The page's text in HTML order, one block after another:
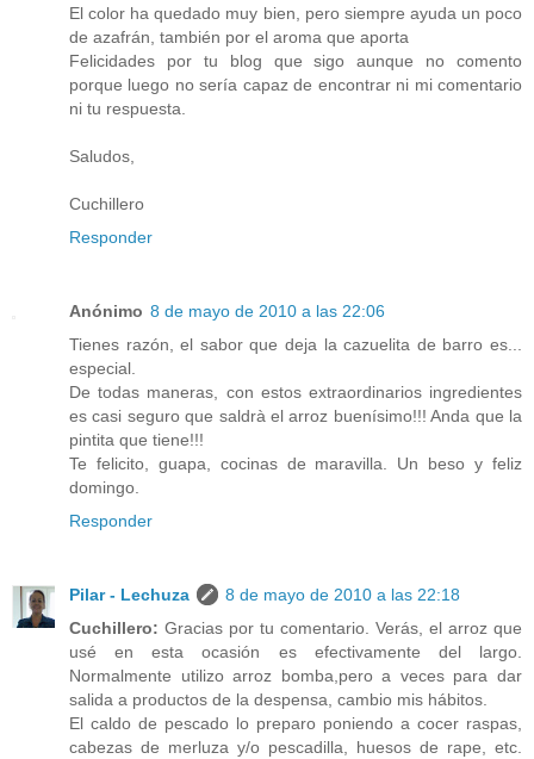
El color ha quedado muy bien, pero siempre ayuda un poco
de azafrán, también por el aroma que aporta
Felicidades por tu blog que sigo aunque no comento
porque luego no sería capaz de encontrar ni mi comentario
ni tu respuesta.
Saludos,
Cuchillero
Responder
Anónimo 8 de mayo de 2010 a las 22:06
Tienes razón, el sabor que deja la cazuelita de barro es...
especial.
De todas maneras, con estos extraordinarios ingredientes
es casi seguro que saldrà el arroz buenísimo!!! Anda que la
pintita que tiene!!!
Te felicito, guapa, cocinas de maravilla. Un beso y feliz
domingo.
Responder
Pilar - Lechuza
8 de mayo de 2010 a las 22:18
Cuchillero: Gracias por tu comentario. Verás, el arroz que
usé en esta ocasión es efectivamente del largo.
Normalmente utilizo arroz bomba,pero a veces para dar
salida a productos de la despensa, cambio mis hábitos.
El caldo de pescado lo preparo poniendo a cocer raspas,
cabezas de merluza y/o pescadilla, huesos de rape, etc.